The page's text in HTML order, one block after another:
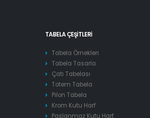
TABELA ÇEŞITLERI
Tabela Örnekleri
Tabela Tasarla
Çatı Tabelası
Totem Tabela
Pilon Tabela
Krom Kutu Harf
Paslanmaz Kutu Harf